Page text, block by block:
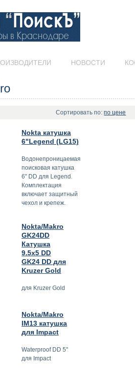
НОВОСТИ
Сортировать по:по цене
Nokta катушка
6"Legend (LG15)
Водонепроницаемая
поисковая катушка
6" DD для Legend.
Комплектация
включает защитный
чехол и крепеж.
Nokta/Makro
GK24DD
Катушка
9.5x5 DD
GK24 DD для
Kruzer Gold
для Kruzer Gold
Nokta/Makro
IM13 катушка
для Impact
Waterproof DD 5"
для Impact